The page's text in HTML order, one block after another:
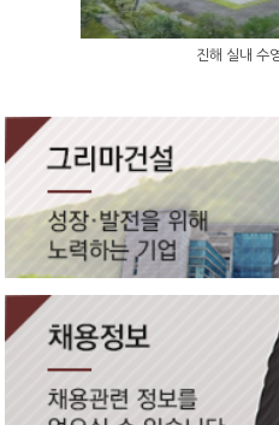
진해 실내 수